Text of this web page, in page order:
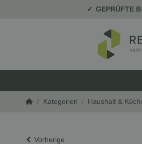
GEPRÜFTE
/ Kategorien / Haushalt &
Vorherige